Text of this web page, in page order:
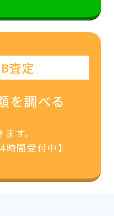
査定
を調べる
す。
間受付中】